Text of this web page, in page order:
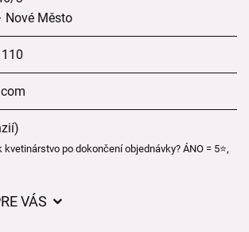
Nové Město
po dokončení objednávky? ÁNO = 5⭐,
VÁS